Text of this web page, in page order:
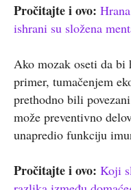
Pročitajte i ovo:
ishrani su složena
Ako mozak oseti da bi
primer, tumačenjem
prethodno bili
može preventivno
unapredio funkciju
Pročitajte i ovo: Koji